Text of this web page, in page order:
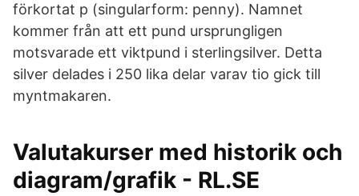
förkortat p (singularform: penny). Namnet
kommer från att ett pund ursprungligen
motsvarade ett viktpund i sterlingsilver. Detta
silver delades i 250 lika delar varav tio gick till
myntmakaren.
Valutakurser med historik och
diagram/grafik - RL.SE